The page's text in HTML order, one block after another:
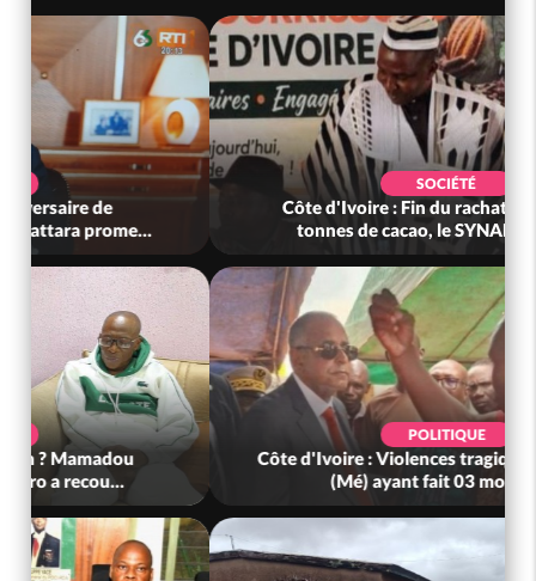
SOCIÉTÉ
Côte d'Ivoire : Fin du rachat des 100 000
tonnes de cacao, le SYNARFA-CI co...
Côte d'Ivoire : Violences tragiques à Kossandji
(Mé) ayant fait 03 morts, A...